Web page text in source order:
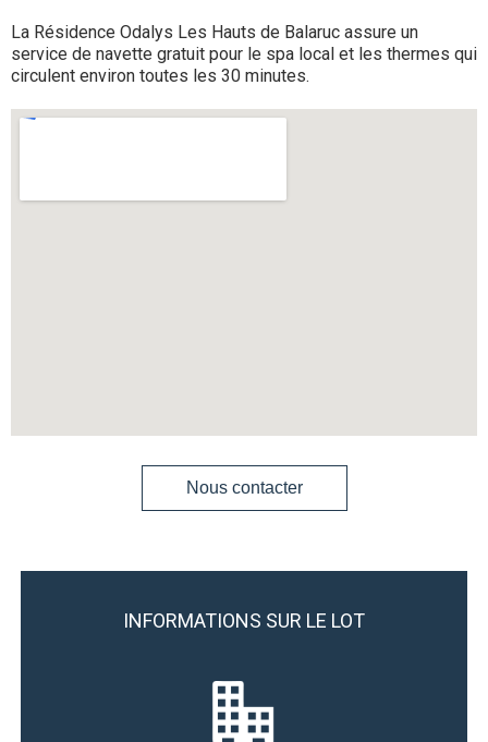
La Résidence Odalys Les Hauts de Balaruc assure un
service de navette gratuit pour le spa local et les thermes qui
circulent environ toutes les 30 minutes.
Nous contacter
INFORMATIONS SUR LE LOT